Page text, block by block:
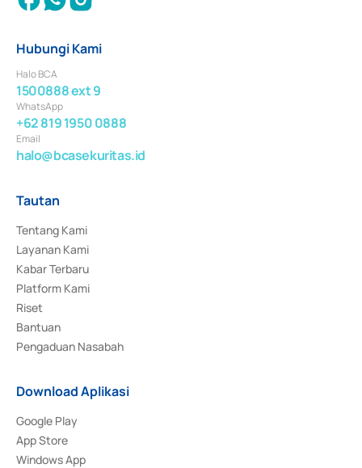
Hubungi Kami
Halo BCA
1500888 ext 9
WhatsApp
+62 819 1950 0888
Email
halo@bcasekuritas.id
Tautan
Tentang Kami
Layanan Kami
Kabar Terbaru
Platform Kami
Riset
Bantuan
Pengaduan Nasabah
Download Aplikasi
Google Play
App Store
Windows App